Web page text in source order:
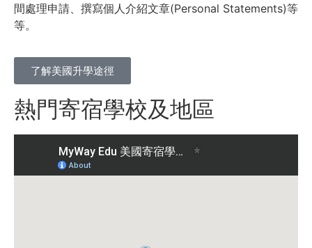
間處理申請、撰寫個人介紹文章(Personal Statements)等
等。
了解美國升學途徑
熱門寄宿學校及地區